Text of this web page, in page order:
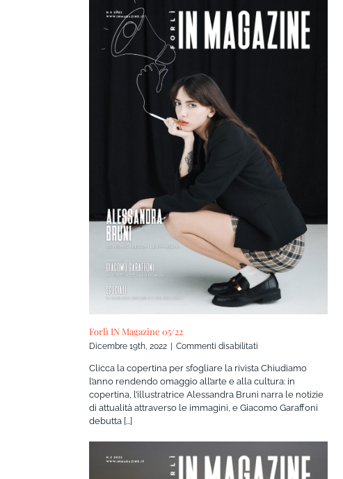
Forlì IN Magazine 05/22
Dicembre 19th, 2022 | Commenti disabilitati
IN
Magazine
05/22
Clicca la copertina per sfogliare la rivista Chiudiamo
l’anno rendendo omaggio all’arte e alla cultura: in
copertina, l’illustratrice Alessandra Bruni narra le notizie
di attualità attraverso le immagini, e Giacomo Garaffoni
debutta [...]